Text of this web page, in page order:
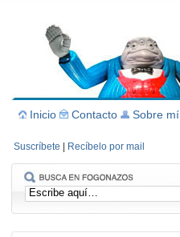
Inicio Contacto Sobre mí
Suscríbete Recíbelo por mail